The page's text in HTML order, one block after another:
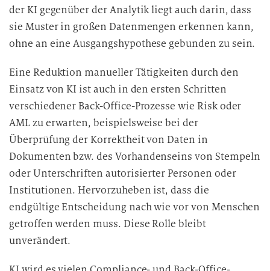
der KI gegenüber der Analytik liegt auch darin, dass
sie Muster in großen Datenmengen erkennen kann,
ohne an eine Ausgangshypothese gebunden zu sein.
Eine Reduktion manueller Tätigkeiten durch den
Einsatz von KI ist auch in den ersten Schritten
verschiedener Back-Office-Prozesse wie Risk oder
AML zu erwarten, beispielsweise bei der
Überprüfung der Korrektheit von Daten in
Dokumenten bzw. des Vorhandenseins von Stempeln
oder Unterschriften autorisierter Personen oder
Institutionen. Hervorzuheben ist, dass die
endgültige Entscheidung nach wie vor von Menschen
getroffen werden muss. Diese Rolle bleibt
unverändert.